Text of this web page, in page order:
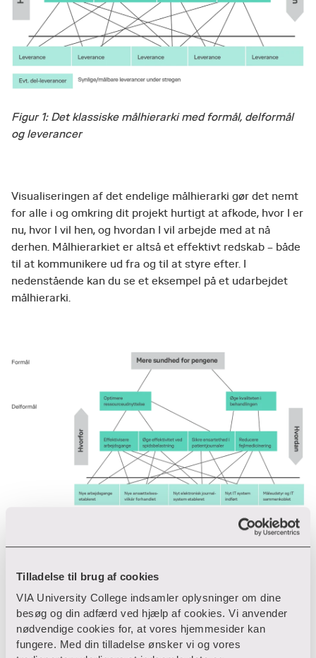
Tilladelse til brug af cookies
VIA University College indsamler oplysninger om dine
besøg og din adfærd ved hjælp af cookies. Vi anvender
nødvendige cookies for, at vores hjemmesider kan
fungere. Med din tilladelse ønsker vi og vores
Figur 1: Det klassiske målhierarki med formål, delformål
og leverancer
Visualiseringen af det endelige målhierarki gør det nemt
for alle i og omkring dit projekt hurtigt at afkode, hvor I er
nu, hvor I vil hen, og hvordan I vil arbejde med at nå
derhen. Målhierarkiet er altså et effektivt redskab – både
til at kommunikere ud fra og til at styre efter. I
nedenstående kan du se et eksempel på et udarbejdet
målhierarki.
Test dit målhierarki
Når dit målhierarki er færdigt, kan du tjekke, om det er
selvforklarende. Det betyder, at alle skal kunne se, hvad